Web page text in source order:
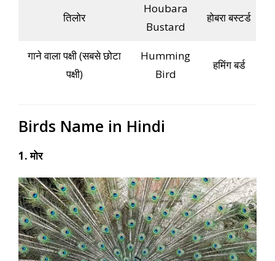
तिलोर
Houbara
Bustard
होबरा बस्टर्ड
गाने वाला पक्षी (सबसे छोटा
पक्षी)
Humming
Bird
हमिंग बर्ड
Birds Name in Hindi
1. मोर